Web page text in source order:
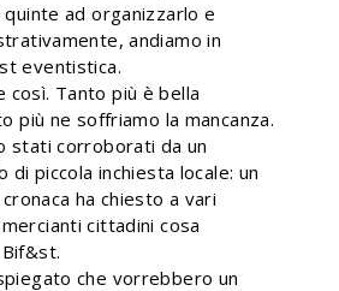
ad organizzarlo e
andiamo in
eventistica.
così. Tanto più è bella
più ne soffriamo la mancanza.
stati corroborati da un
di piccola inchiesta locale: un
ha chiesto a vari
cittadini cosa
che vorrebbero un